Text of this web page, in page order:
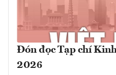
Đón đọc Tạp chí
2026